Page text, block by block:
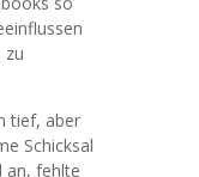
zu
tief, aber
Schicksal
an, fehlte